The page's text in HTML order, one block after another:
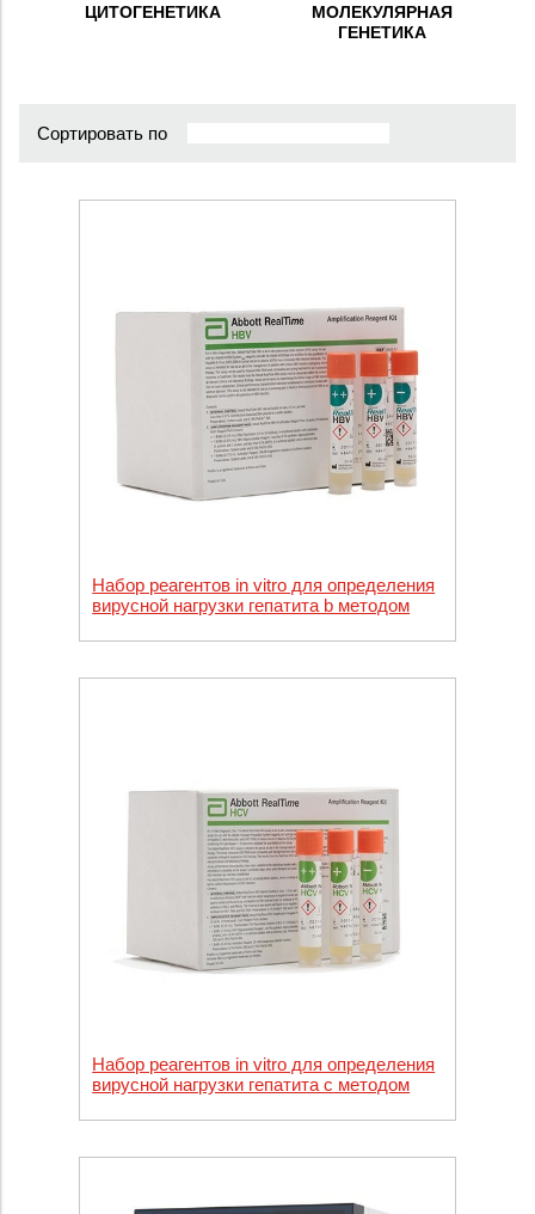
ЦИТОГЕНЕТИКА
МОЛЕКУЛЯРНАЯ
ГЕНЕТИКА
Сортировать по
Набор реагентов in vitro для определения
вирусной нагрузки гепатита b методом
RealTime HBV
Набор реагентов in vitro для определения
вирусной нагрузки гепатита с методом
RealTime HСV